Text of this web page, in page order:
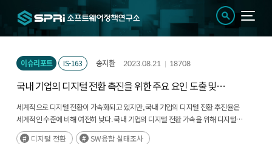
이슈리포트 IS-163 송지환 2023.08.21 18708
국내 기업의 디지털 전환 촉진을 위한 주요 요인 도출 및
실증 연구
세계적으로 디지털 전환이 가속화되고 있지만, 국내 기업의 디지털 전환 추진율은
세계적인 수준에 비해 여전히 낮다. 국내 기업의 디지털 전환 가속을 위해 디지털
전환을 추진하고 있는 실제 기업의 특성을 체계적으로 분석할 필요가 있다.(후략)
디지털 전환 SW융합 실태조사